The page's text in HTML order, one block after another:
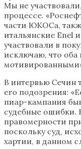
Мы не
процессе.
части ЮКОСа,
итальянские Enel
участвовали в
исключаю, что
В интервью Сечин
его подозрения:
пиар-кампания
судебные ошибки.
правомерности
поскольку суд,
хартии, в данном